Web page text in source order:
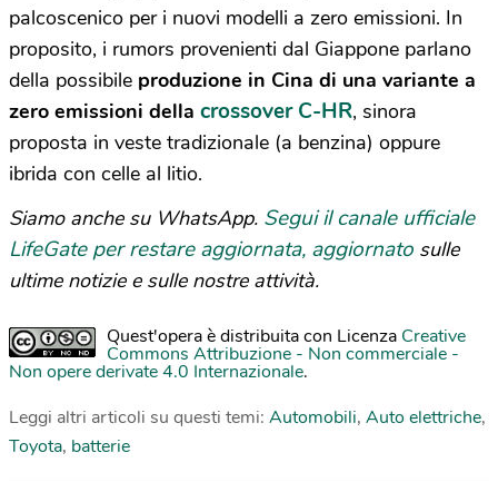
palcoscenico per i nuovi modelli a zero emissioni. In
proposito, i rumors provenienti dal Giappone parlano
della possibile produzione in Cina di una variante a
zero emissioni della crossover C-HR, sinora
proposta in veste tradizionale (a benzina) oppure
ibrida con celle al litio.
Siamo anche su WhatsApp. Segui il canale ufficiale
LifeGate per restare aggiornata, aggiornato sulle
ultime notizie e sulle nostre attività.
Quest'opera è distribuita con Licenza Creative
Commons Attribuzione - Non commerciale -
Non opere derivate 4.0 Internazionale.
Leggi altri articoli su questi temi: Automobili, Auto elettriche,
Toyota, batterie